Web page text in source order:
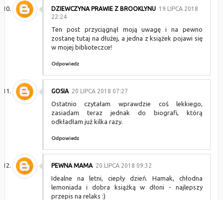
DZIEWCZYNA PRAWIE Z BROOKLYNU 19 LIPCA 2018
22:24
Ten post przyciągnął moją uwagę i na pewno
zostanę tutaj na dłużej, a jedna z książek pojawi się
w mojej biblioteczce!
Odpowiedz
GOSIA 20 LIPCA 2018 07:27
Ostatnio czytałam wprawdzie coś lekkiego,
zasiadam teraz jednak do biografi, którą
odkładłam już kilka razy.
Odpowiedz
PEWNA MAMA 20 LIPCA 2018 09:32
Idealne na letni, ciepły dzień. Hamak, chłodna
lemoniada i dobra książką w dłoni - najlepszy
przepis na relaks :)